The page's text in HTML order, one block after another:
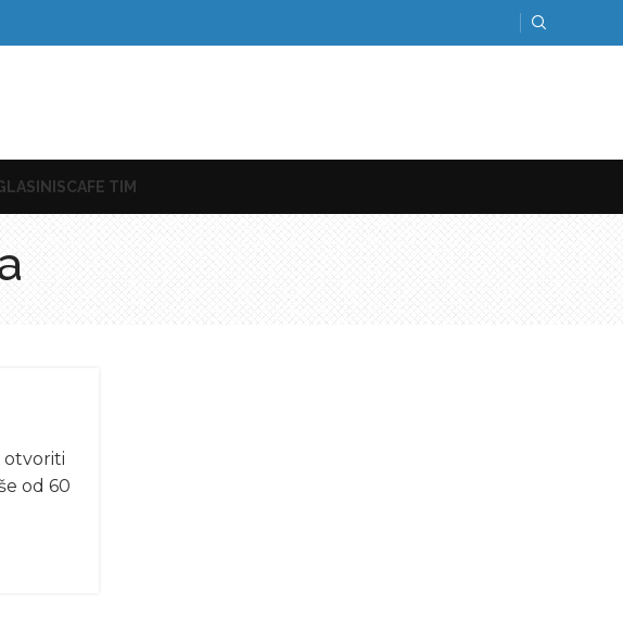
NISCAFE TIM
otvoriti
od 60